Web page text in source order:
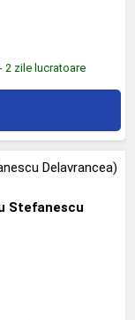
2 zile lucratoare
Stefanescu